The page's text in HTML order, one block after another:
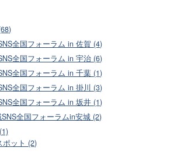
全国フォーラム in 佐賀 (4)
全国フォーラム in 宇治 (6)
全国フォーラム in 千葉 (1)
全国フォーラム in 掛川 (3)
全国フォーラム in 坂井 (1)
全国フォーラムin安城 (2)
ポット (2)